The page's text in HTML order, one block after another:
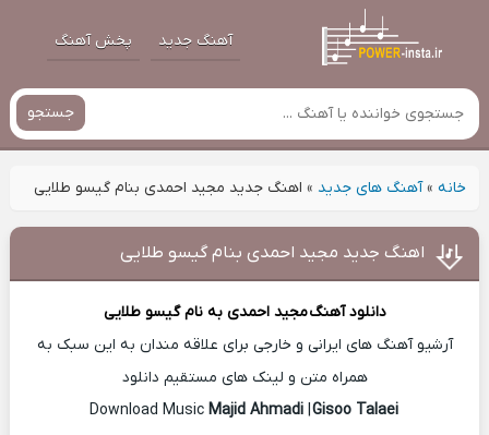
آهنگ جدید پخش آهنگ
جستجو
خانه»آهنگ های جدید » اهنگ جدید مجید احمدی بنام گیسو طلایی
اهنگ جدید مجید احمدی بنام گیسو طلایی
دانلود آهنگمجید احمدی به نام گیسو طلایی
آرشیو آهنگ های ایرانی و خارجی برای علاقه مندان به این سبک به
همراه متن و لینک های مستقیم دانلود
Majid Ahmadi |Gisoo Talaei